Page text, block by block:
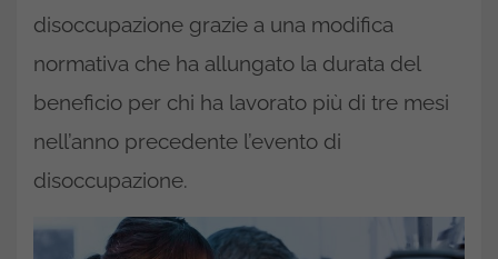
disoccupazione grazie a una modifica
normativa che ha allungato la durata del
beneficio per chi ha lavorato più di tre mesi
nell’anno precedente l’evento di
disoccupazione.